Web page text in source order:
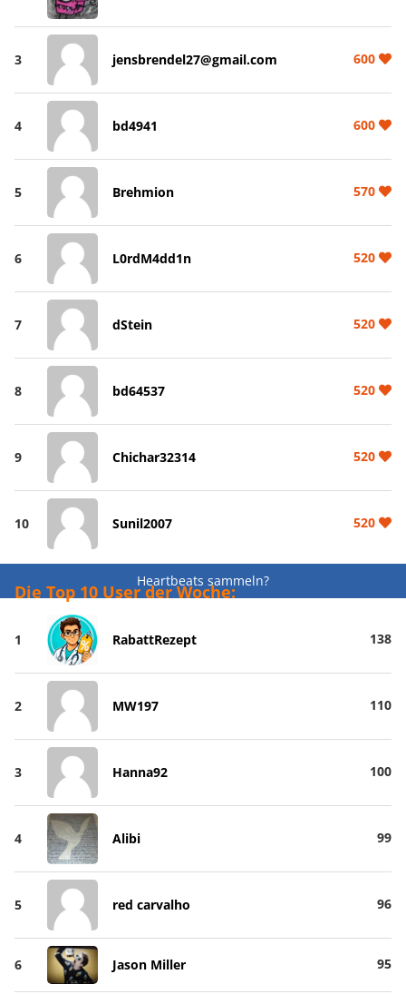
3 jensbrendel27@gmail.com 600
4 bd4941 600
5 Brehmion 570
6 L0rdM4dd1n 520
7 dStein 520
8 bd64537 520
9 Chichar32314 520
10 Sunil2007 520
Heartbeats sammeln?
Die Top 10 User der Woche:
1 RabattRezept 138
2 MW197 110
3 Hanna92 100
4 Alibi 99
5 red carvalho 96
6 Jason Miller 95